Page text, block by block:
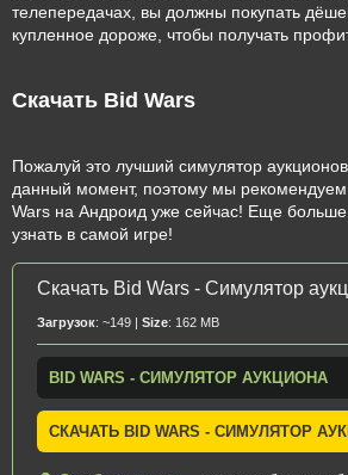
телепередачах, вы должны покупать
купленное дороже, чтобы получать
Скачать Bid Wars
Пожалуй это лучший симулятор
данный момент, поэтому мы рекомендуем
Wars на Андроид уже сейчас! Еще
узнать в самой игре!
Скачать Bid Wars - Симулятор
Загрузок: ~149 | Size: 162 MB
BID WARS - СИМУЛЯТОР АУКЦИОНА
СКАЧАТЬ BID WARS - СИМУЛЯТОР